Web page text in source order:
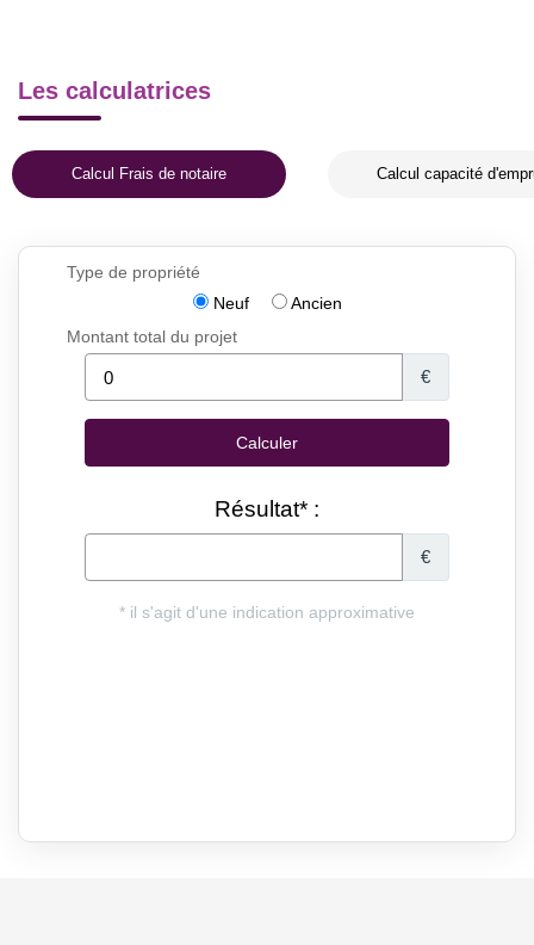
Les calculatrices
Calcul Frais de notaire Calcul capacité